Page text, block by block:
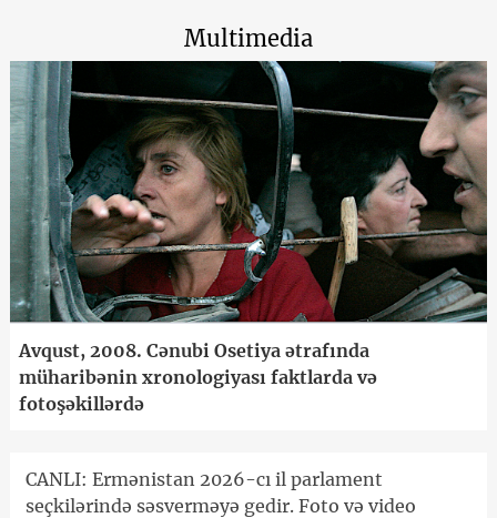
Multimedia
Avqust, 2008. Cənubi Osetiya ətrafında
müharibənin xronologiyası faktlarda və
fotoşəkillərdə
CANLI: Ermənistan 2026-cı il parlament
seçkilərində səsverməyə gedir. Foto və video